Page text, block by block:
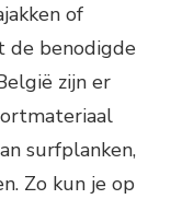
of
de benodigde
zijn er
surfplanken,
Zo kun je op